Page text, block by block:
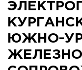
ЮЖНО-